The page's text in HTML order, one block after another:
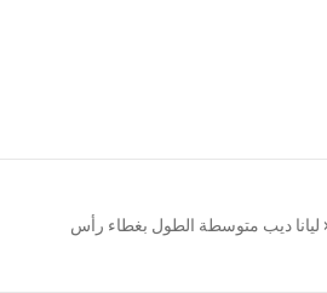
ديب متوسطة الطول بغطاء رأس